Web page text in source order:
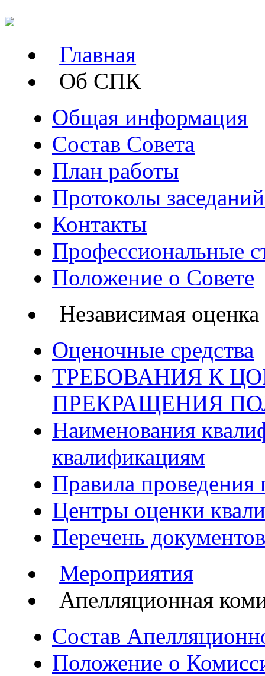
Главная
Об СПК
Общая информация
Состав Совета
План работы
Протоколы
Контакты
Профессиональные
Положение о Совете
Независимая
Оценочные средства
ТРЕБОВАНИЯ К
ПРЕКРАЩЕНИЯ
Наименования
квалификациям
Правила проведения
Центры оценки
Перечень
Мероприятия
Апелляционная
Состав
Положение о